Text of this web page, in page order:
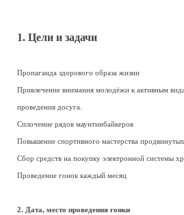
1. Цели и задачи
Пропаганда здорового образа жизни
Привлечение внимания молодёжи к активным
проведения досуга.
Сплочение рядов маунтинбайкеров
Повышение спортивного мастерства
Сбор средств на покупку электронной системы
Проведение гонок каждый месяц
2. Дата, место проведения гонки